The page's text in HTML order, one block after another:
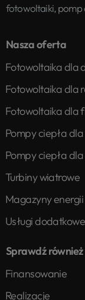
fotowoltaiki, pomp
Nasza oferta
Fotowoltaika dla
Fotowoltaika dla
Fotowoltaika dla
Pompy ciepła
Pompy ciepła
Turbiny wiatrowe
Magazyny energii
Usługi dodatkowe
Sprawdź również
Finansowanie
Realizacje